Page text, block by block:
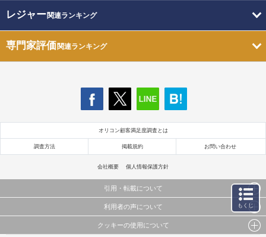
レジャー関連ランキング
専門家評価関連ランキング
オリコン顧客満足度調査とは
調査方法 掲載規約 お問い合わせ
会社概要 個人情報保護方針
引用・転載について
当サイトで公開されている情報（文字、写真、イラスト、画像データ等）及びこれらの配置・
これらの情報を権利者の許可なく無断転載・複製などの二次利用を行うことは固く禁じており
利用者の声について
当サイトに掲載している内容はすべてサービスの利用者が提出された見解・感想です。
クッキーの使用について
もくじ